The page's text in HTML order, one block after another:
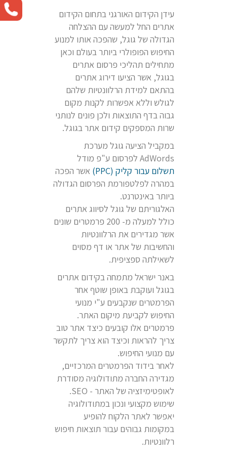
עידן הקידום האורגני בתחום הקידום
אתרים החל למעשה עם ההצלחה
הגדולה של גוגל, שהפכה אותו למנוע
החיפוש הפופולרי ביותר בעולם וכאן
מתחילים תהליכי פרסום אתרים
בגוגל, אשר הציעו דירוג אתרים
בהתאם למידת הרלוונטיות שלהם
לגולש וללא אפשרות לקנות מקום
גבוה בדף התוצאות ולכן פונים לנותני
שרות המספקים קידום אתר בגוגל.
במקביל הציעה גוגל מערכת
AdWords לפרסום ע"פ מודל
תשלום עבור קליק (PPC)
אשר הפכה
במהרה לפלטפורמת הפרסום הגדולה
ביותר באינטרנט.
האלגוריתם של גוגל לסיווג אתרים
כולל למעלה מ- 200 פרמטרים שונים
אשר מגדירים את הרלוונטיות
והחשיבות של אתר או דף מסוים
לשאילתה ספציפית.
באנר ישראל מתמחה בקידום אתרים
בגוגל ועוקבת באופן שוטף אחר
הפרמטרים שנקבעים ע"י מנועי
החיפוש לקביעת מיקום האתר.
פרמטרים אלו קובעים כיצד אתר טוב
צריך להראות וכיצד הוא צריך לתקשר
עם מנועי החיפוש.
לאחר בידוד הפרמטרים המרכזיים,
מגדירה החברה מתודולוגיה מסודרת
לאופטימיזציה של האתר - SEO.
שימוש מקצועי ונכון במתודולוגיה
יאפשר לאתר הלקוח להופיע
במקומות גבוהים עבור תוצאות חיפוש
רלוונטיות.